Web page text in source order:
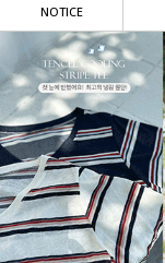
NOTICE